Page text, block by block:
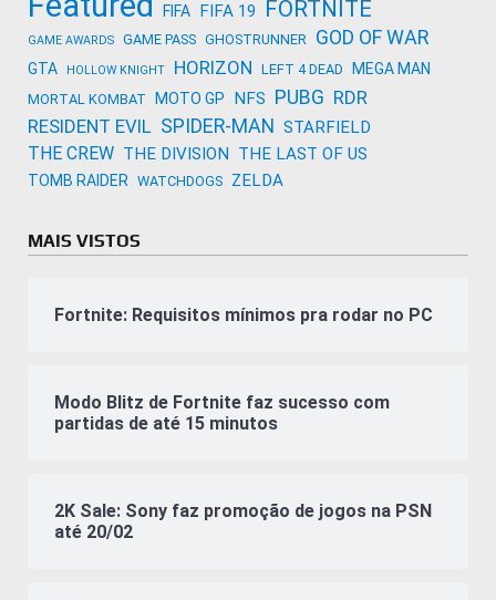
FIFA FIFA 19 FORTNITE
GAME AWARDS GAME PASS GHOSTRUNNER GOD OF WAR
GTA HOLLOW KNIGHT HORIZON LEFT 4 DEAD MEGA MAN
MORTAL KOMBAT MOTO GP NFS PUBG RDR
RESIDENT EVIL SPIDER-MAN STARFIELD
THE CREW THE DIVISION THE LAST OF US
TOMB RAIDER WATCHDOGS ZELDA
MAIS VISTOS
Fortnite: Requisitos mínimos pra rodar no PC
Modo Blitz de Fortnite faz sucesso com
partidas de até 15 minutos
2K Sale: Sony faz promoção de jogos na PSN
até 20/02